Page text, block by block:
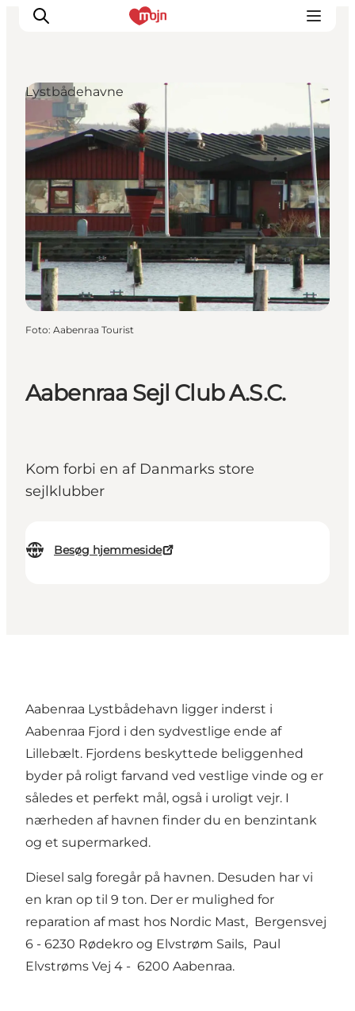
Oplevelser
Byer & Steder
Det sker
Overnatning
Planlæg din ferie
Booking
Aabenraa Sejl Club A.S.C.
Kom forbi en af Danmarks store
sejlklubber
Besøg hjemmeside
Lystbådehavne
Foto: Aabenraa Tourist
Aabenraa Lystbådehavn ligger inderst i
Aabenraa Fjord i den sydvestlige ende af
Lillebælt. Fjordens beskyttede beliggenhed
byder på roligt farvand ved vestlige vinde og er
således et perfekt mål, også i uroligt vejr. I
nærheden af havnen finder du en benzintank
og et supermarked.
Diesel salg foregår på havnen. Desuden har vi
en kran op til 9 ton. Der er mulighed for
reparation af mast hos Nordic Mast, Bergensvej
6 - 6230 Rødekro og Elvstrøm Sails, Paul
Elvstrøms Vej 4 - 6200 Aabenraa.